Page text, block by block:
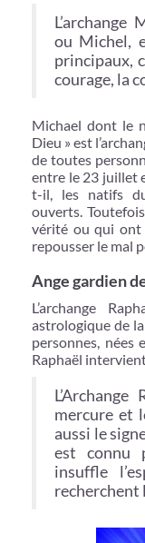
L’archange
ou Michel,
principaux,
courage, la
Michael dont le
Dieu » est
de toutes
entre le 23 juillet
t-il, les natifs
ouverts.
vérité ou qui ont
repousser le mal
Ange gardien
L’archange
astrologique de
personnes,
Raphaël
mercure et
aussi le
est connu
insuffle
recherchent